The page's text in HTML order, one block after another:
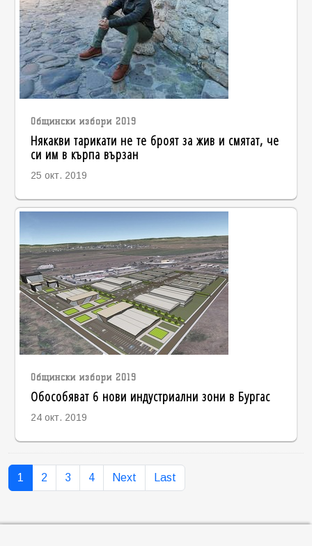
Общински избори 2019
Някакви тарикати не те броят за жив и смятат, че
си им в кърпа вързан
25 окт. 2019
Общински избори 2019
Обособяват 6 нови индустриални зони в Бургас
24 окт. 2019
1 2 3 4 Next Last